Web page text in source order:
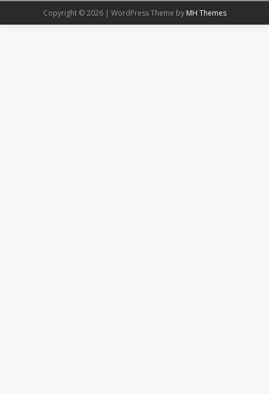
Copyright © 2026 | WordPress Theme by MH Themes